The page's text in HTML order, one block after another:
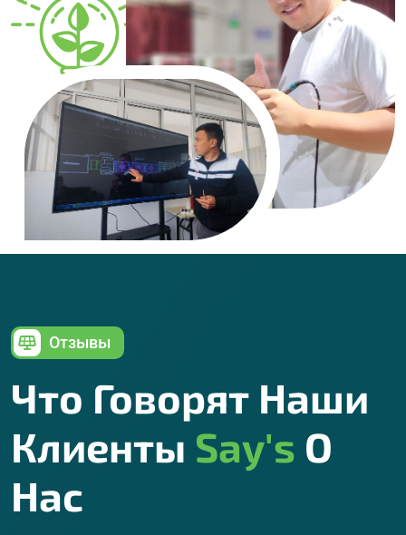
Отзывы
Что Говорят Наши
Клиенты Say's О
Нас